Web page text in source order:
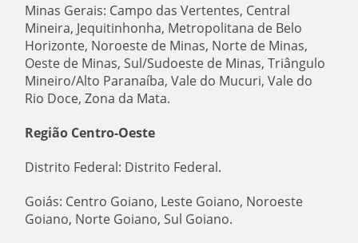
Minas Gerais: Campo das Vertentes, Central
Mineira, Jequitinhonha, Metropolitana de Belo
Horizonte, Noroeste de Minas, Norte de Minas,
Oeste de Minas, Sul/Sudoeste de Minas, Triângulo
Mineiro/Alto Paranaíba, Vale do Mucuri, Vale do
Rio Doce, Zona da Mata.
Região Centro-Oeste
Distrito Federal: Distrito Federal.
Goiás: Centro Goiano, Leste Goiano, Noroeste
Goiano, Norte Goiano, Sul Goiano.